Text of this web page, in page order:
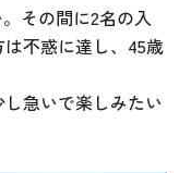
その間に2名の入
不惑に達し、45歳
急いで楽しみたい